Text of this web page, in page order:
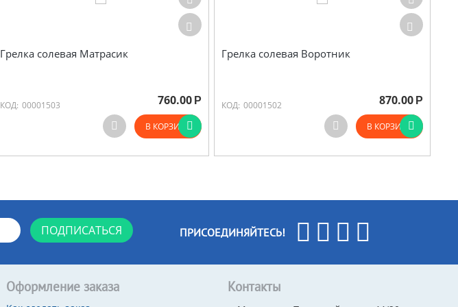
Грелка солевая Матрасик
КОД: 00001503 760.00 Р
В КОРЗИНУ
Грелка солевая Воротник
КОД: 00001502 870.00 Р
В КОРЗИНУ
ПОДПИСАТЬСЯ ПРИСОЕДИНЯЙТЕСЬ!
Оформление заказа Контакты